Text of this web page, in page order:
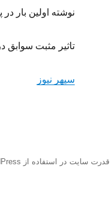
نوشته اولین بار در
تاثیر مثبت سوابق در آزمون
سپهر نیوز
قدرت سایت در استفاده از WordPress